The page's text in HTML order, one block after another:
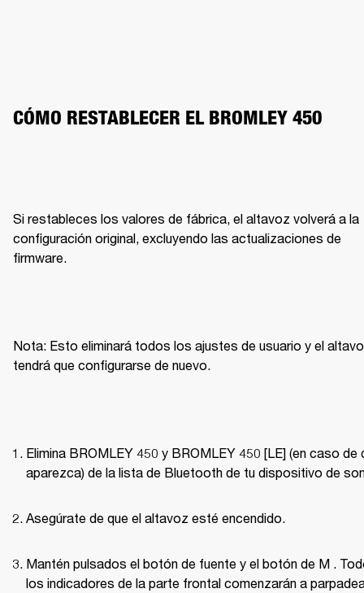
CÓMO RESTABLECER EL BROMLEY 450
Si restableces los valores de fábrica, el altavoz volverá a la
configuración original, excluyendo las actualizaciones de
firmware.
Nota: Esto eliminará todos los ajustes de usuario y el
tendrá que configurarse de nuevo.
Elimina BROMLEY 450 y BROMLEY 450 [LE] (en caso de
aparezca) de la lista de Bluetooth de tu dispositivo de
Asegúrate de que el altavoz esté encendido.
Mantén pulsados el botón de fuente y el botón de M .
los indicadores de la parte frontal comenzarán a